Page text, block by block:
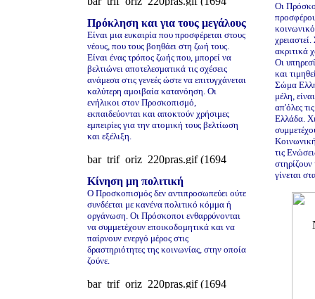
Πρόκληση και για τους μεγάλους
Είναι μια ευκαιρία που προσφέρεται στους
νέους, που τους βοηθάει στη ζωή τους.
Είναι ένας τρόπος ζωής που, μπορεί να
βελτιώνει αποτελεσματικά τις σχέσεις
ανάμεσα στις γενεές ώστε να επιτυγχάνεται
καλύτερη αμοιβαία κατανόηση. Οι
ενήλικοι στον Προσκοπισμό,
εκπαιδεύονται και αποκτούν χρήσιμες
εμπειρίες για την ατομική τους βελτίωση
και εξέλιξη.
Κίνηση μη πολιτική
Ο Προσκοπισμός δεν αντιπροσωπεύει ούτε
συνδέεται με κανένα πολιτικό κόμμα ή
οργάνωση. Οι Πρόσκοποι ενθαρρύνονται
να συμμετέχουν εποικοδομητικά και να
παίρνουν ενεργό μέρος στις
δραστηριότητες της κοινωνίας, στην οποία
ζούνε.
Οι
ακριτικά
Οι
και
Σώμα
μέλη,
απ'όλες
Ελλάδα.
τις
γίνεται